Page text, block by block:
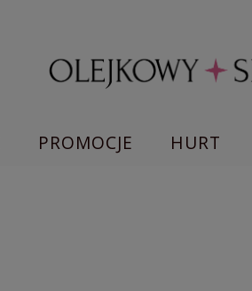
PROMOCJE HURT